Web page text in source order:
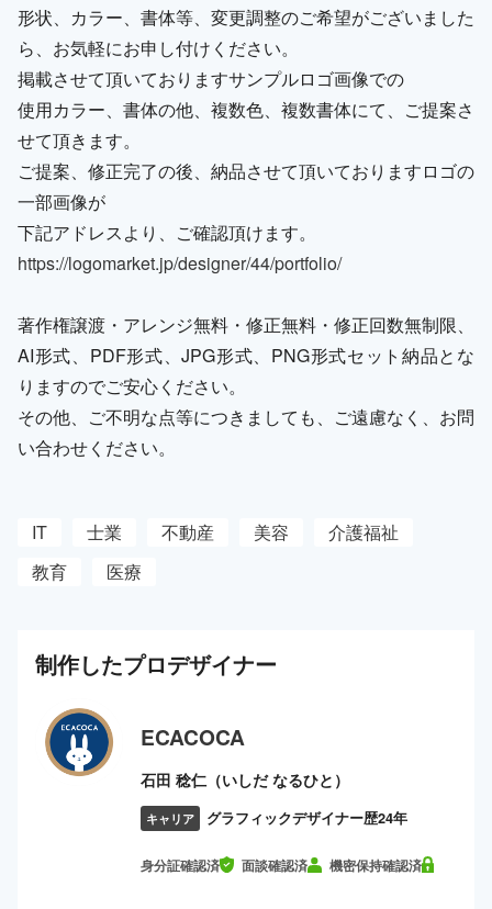
形状、カラー、書体等、変更調整のご希望がございました
ら、お気軽にお申し付けください。
掲載させて頂いておりますサンプルロゴ画像での
使用カラー、書体の他、複数色、複数書体にて、ご提案さ
せて頂きます。
ご提案、修正完了の後、納品させて頂いておりますロゴの
一部画像が
下記アドレスより、ご確認頂けます。
https://logomarket.jp/designer/44/portfolio/
著作権譲渡・アレンジ無料・修正無料・修正回数無制限、
AI形式、PDF形式、JPG形式、PNG形式セット納品とな
りますのでご安心ください。
その他、ご不明な点等につきましても、ご遠慮なく、お問
い合わせください。
IT 士業 不動産 美容
介護福祉
教育
医療
制作したプロデザイナー
ECACOCA
石田 稔仁（いしだ なるひと）
キャリア グラフィックデザイナー歴24年
身分証確認済 面談確認済 機密保持確認済